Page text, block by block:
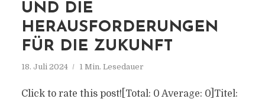
UND DIE
HERAUSFORDERUNGEN
FÜR DIE ZUKUNFT
18. Juli 2024 1 Min. Lesedauer
Click to rate this post![Total: 0 Average: 0]Titel: